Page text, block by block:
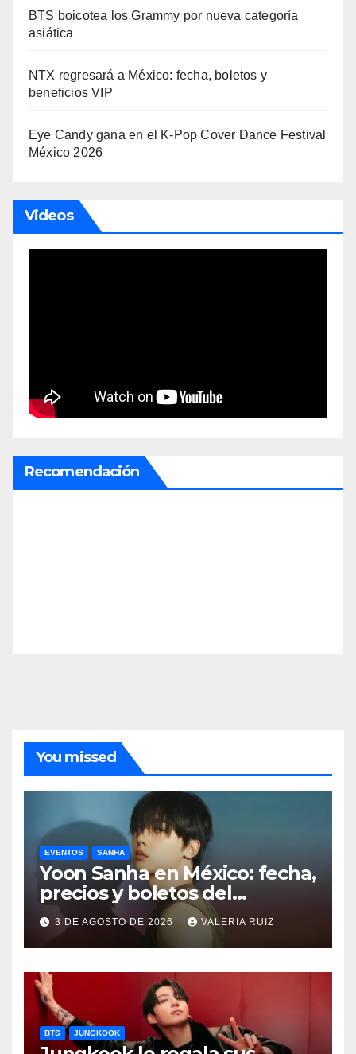
BTS boicotea los Grammy por nueva categoría
asiática
NTX regresará a México: fecha, boletos y
beneficios VIP
Eye Candy gana en el K-Pop Cover Dance Festival
México 2026
Videos
Recomendación
You missed
EVENTOS SANHA
Yoon Sanha en México: fecha,
precios y boletos del
FANCON
3 DE AGOSTO DE 2026 VALERIA RUIZ
BTS JUNGKOOK